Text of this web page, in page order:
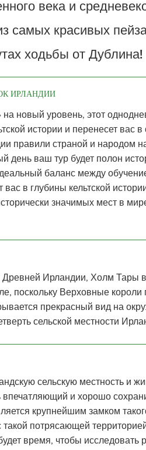
века и
самых красивых
ходьбы от Дублина!
ИРЛАНДИИ
новый уровень, этот
истории и перенесет вас
правили страной и народом
день ваш тур будет полон
баланс между
в глубины кельтской
значимых мест в
Ирландии, Холм Тары
поскольку Верховные
прекрасный вид на
сельской местности
сельскую местность и
и хорошо
крупнейшим замком
потрясающей
время, чтобы исследовать